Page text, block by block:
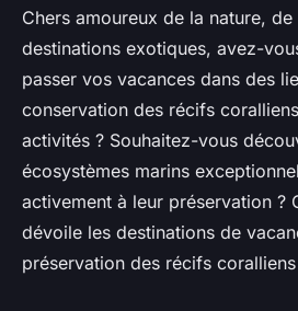
Quelles sont les
pour des vacances
préservation des
coralliens ?
Elena• 7 janvier 2024•5 min de
Chers amoureux de la nature,
destinations exotiques, avez-
passer vos vacances dans des
conservation des récifs
activités ? Souhaitez-vous
écosystèmes marins
activement à leur préservation ?
dévoile les destinations de
préservation des récifs